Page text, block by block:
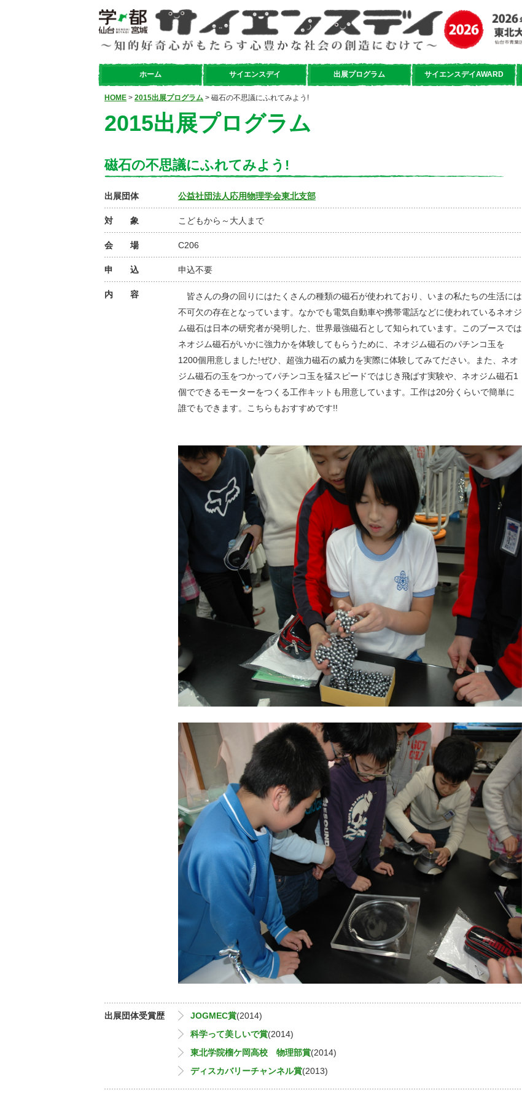
ホーム サイエンスデイ 出展プログラム サイエンスデイAWARD
HOME > 2015出展プログラム > 磁石の不思議にふれてみよう!
2015出展プログラム
磁石の不思議にふれてみよう!
出展団体 公益社団法人応用物理学会東北支部
対 象 こどもから～大人まで
会 場 C206
申 込 申込不要
内 容
皆さんの身の回りにはたくさんの種類の磁石が使われており、いまの私たちの生活には
不可欠の存在となっています。なかでも電気自動車や携帯電話などに使われているネオジ
ム磁石は日本の研究者が発明した、世界最強磁石として知られています。このブースでは
ネオジム磁石がいかに強力かを体験してもらうために、ネオジム磁石のパチンコ玉を
1200個用意しました!ぜひ、超強力磁石の威力を実際に体験してみてださい。また、ネオ
ジム磁石の玉をつかってパチンコ玉を猛スピードではじき飛ばす実験や、ネオジム磁石1
個でできるモーターをつくる工作キットも用意しています。工作は20分くらいで簡単に
誰でもできます。こちらもおすすめです!!
出展団体受賞歴 JOGMEC賞(2014)
科学って美しいで賞(2014)
東北学院榴ケ岡高校 物理部賞(2014)
ディスカバリーチャンネル賞(2013)